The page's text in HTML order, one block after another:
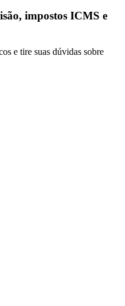
impostos ICMS e
e tire suas dúvidas sobre